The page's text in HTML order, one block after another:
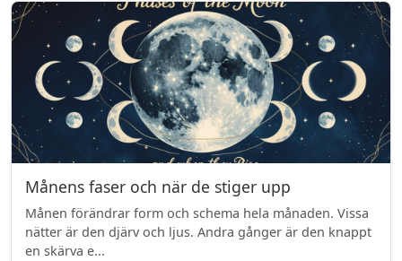
Månens faser och när de stiger upp
Månen förändrar form och schema hela månaden. Vissa
nätter är den djärv och ljus. Andra gånger är den knappt
en skärva e...